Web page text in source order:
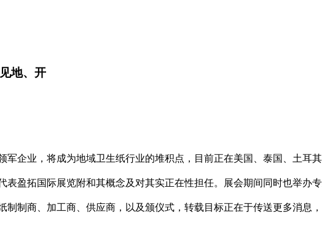
地、开
业，将成为地域卫生纸行业的堆积点，目前正在美国、泰国、土耳其
盈拓国际展览附和其概念及对其实正在性担任。展会期间同时也举办
制制商、加工商、供应商，以及颁仪式，转载目标正在于传送更多消息